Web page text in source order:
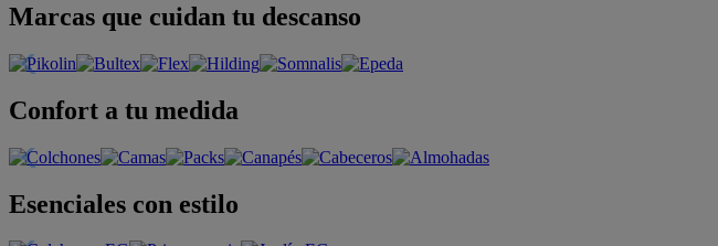
Marcas que cuidan tu descanso
Confort a tu medida
Esenciales con estilo